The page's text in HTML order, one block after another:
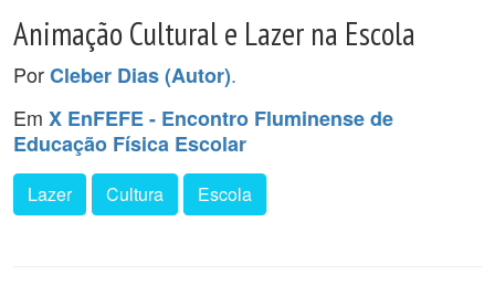
Animação Cultural e Lazer na Escola
PorCleber Dias (Autor).
Em X EnFEFE - Encontro Fluminense de
Educação Física Escolar
Lazer Cultura Escola